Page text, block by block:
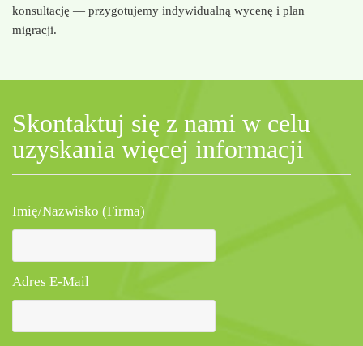
konsultację — przygotujemy indywidualną wycenę i plan
migracji.
Skontaktuj się z nami w celu
uzyskania więcej informacji
Imię/Nazwisko (Firma)
Adres E-Mail